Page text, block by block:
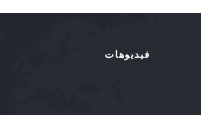
فيديوهات